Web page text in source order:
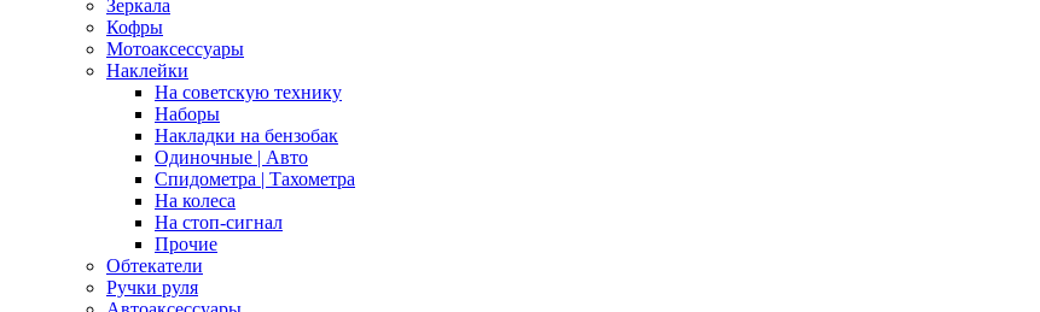
Зеркала
Кофры
Мотоаксессуары
Наклейки
На советскую технику
Наборы
Накладки на бензобак
Одиночные | Авто
Спидометра | Тахометра
На колеса
На стоп-сигнал
Прочие
Обтекатели
Ручки руля